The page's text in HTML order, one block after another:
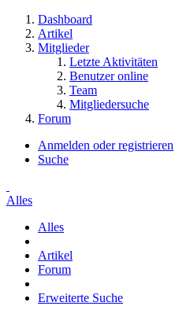
Dashboard
Artikel
Mitglieder
Letzte Aktivitäten
Benutzer online
Team
Mitgliedersuche
Forum
Anmelden oder registrieren
Suche
Alles
Alles
Artikel
Forum
Erweiterte Suche